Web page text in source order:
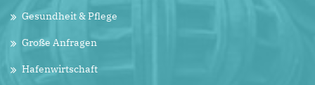
Gesundheit & Pflege
Große Anfragen
Hafenwirtschaft